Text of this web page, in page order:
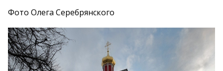
Фото Олега Серебрянского